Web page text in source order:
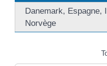
Danemark, Espagne,
Norvège